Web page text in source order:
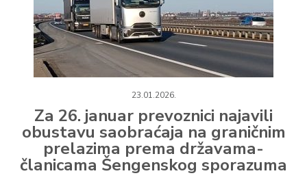
23.01.2026.
Za 26. januar prevoznici najavili
obustavu saobraćaja na graničnim
prelazima prema državama-
članicama Šengenskog sporazuma